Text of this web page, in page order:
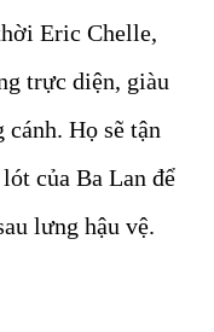
Eric Chelle,
trực diện, giàu
Họ sẽ tận
của Ba Lan để
lưng hậu vệ.